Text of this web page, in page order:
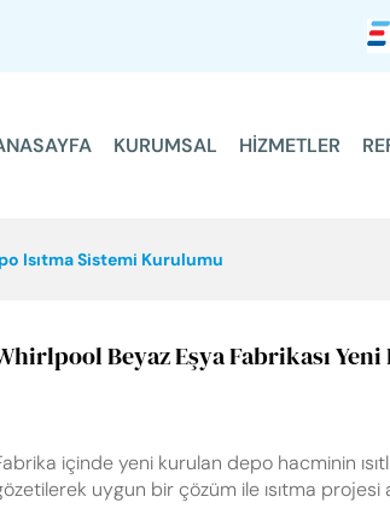
KURUMSAL HİZMETLER
ANASAYFA
REFERANSLARIMIZ
İLETİŞİM
Isıtma Sistemi Kurulumu
Beyaz Eşya Fabrikası
içinde yeni kurulan depo hacminin
uygun bir çözüm ile ısıtma projesi